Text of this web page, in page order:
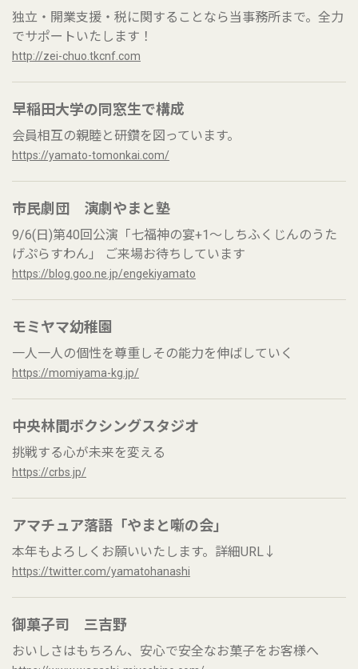
独立・開業支援・税に関することなら当事務所まで。全力
でサポートいたします！
http://zei-chuo.tkcnf.com
早稲田大学の同窓生で構成
会員相互の親睦と研鑽を図っています。
https://yamato-tomonkai.com/
市民劇団 演劇やまと塾
9/6(日)第40回公演「七福神の宴+1～しちふくじんのうた
げぷらすわん」 ご来場お待ちしています
https://blog.goo.ne.jp/engekiyamato
モミヤマ幼稚園
一人一人の個性を尊重しその能力を伸ばしていく
https://momiyama-kg.jp/
中央林間ボクシングスタジオ
挑戦する心が未来を変える
https://crbs.jp/
アマチュア落語「やまと噺の会」
本年もよろしくお願いいたします。詳細URL↓
https://twitter.com/yamatohanashi
御菓子司 三吉野
おいしさはもちろん、安心で安全なお菓子をお客様へ